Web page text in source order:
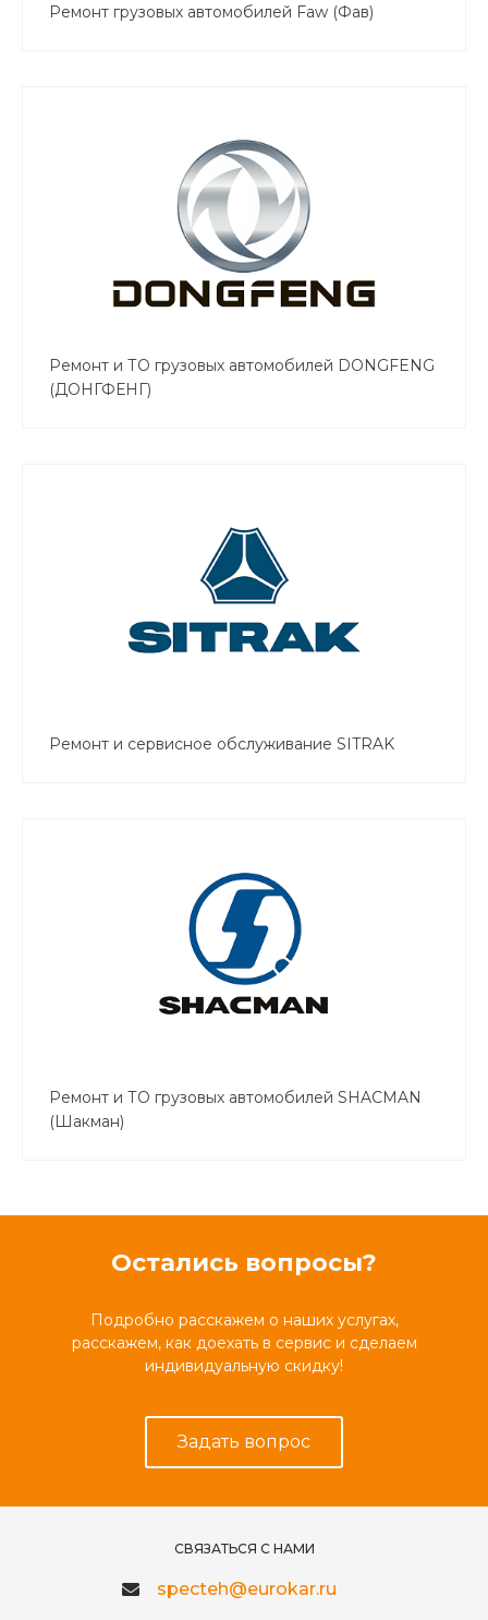
Ремонт грузовых автомобилей Faw (Фав)
Ремонт и ТО грузовых автомобилей DONGFENG
(ДОНГФЕНГ)
Ремонт и сервисное обслуживание SITRAK
Ремонт и ТО грузовых автомобилей SHACMAN
(Шакман)
Остались вопросы?
Подробно расскажем о наших услугах,
расскажем, как доехать в сервис и сделаем
индивидуальную скидку!
Задать вопрос
СВЯЗАТЬСЯ С НАМИ
specteh@eurokar.ru